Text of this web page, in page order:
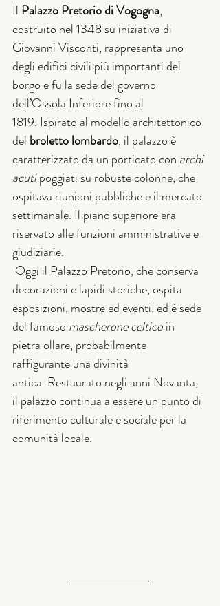
Il Palazzo Pretorio di Vogogna,
costruito nel 1348 su iniziativa di
Giovanni Visconti, rappresenta uno
degli edifici civili più importanti del
borgo e fu la sede del governo
dell’Ossola Inferiore fino al
1819. Ispirato al modello architettonico
del broletto lombardo, il palazzo è
caratterizzato da un porticato con archi
acuti poggiati su robuste colonne, che
ospitava riunioni pubbliche e il mercato
settimanale. Il piano superiore era
riservato alle funzioni amministrative e
giudiziarie.
decorazioni e lapidi storiche, ospita
esposizioni, mostre ed eventi, ed è sede
del famoso mascherone celtico in
pietra ollare, probabilmente
raffigurante una divinità
antica. Restaurato negli anni Novanta,
il palazzo continua a essere un punto di
riferimento culturale e sociale per la
comunità locale.